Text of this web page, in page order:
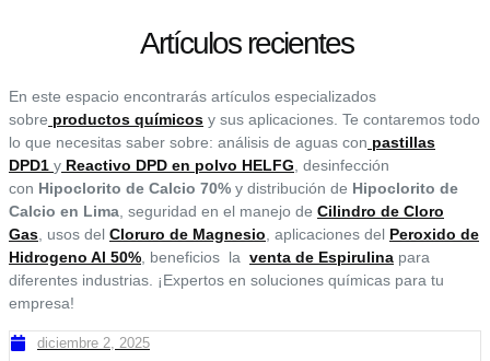
Artículos recientes
En este espacio encontrarás artículos especializados
sobre productos químicos y sus aplicaciones. Te contaremos todo
lo que necesitas saber sobre: análisis de aguas con pastillas
DPD1 y Reactivo DPD en polvo HELFG , desinfección
con Hipoclorito de Calcio 70% y distribución de Hipoclorito de
Calcio en Lima , seguridad en el manejo de Cilindro de Cloro
Gas , usos del Cloruro de Magnesio , aplicaciones del Peroxido de
Hidrogeno Al 50% , beneficios la venta de Espirulina para
diferentes industrias. ¡Expertos en soluciones químicas para tu
empresa!
diciembre 2, 2025